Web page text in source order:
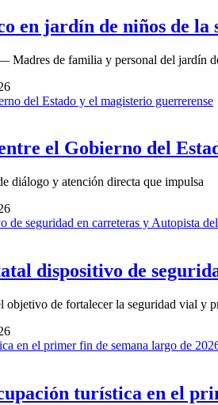
en jardín de niños de la
Madres de familia y personal del jardín
el Gobierno del
diálogo y atención directa que impulsa
dispositivo de
de fortalecer la seguridad vial y
turística en el